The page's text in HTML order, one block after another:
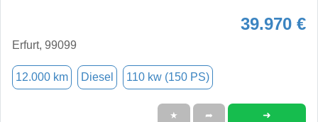
39.970 €
Erfurt, 99099
12.000 km Diesel 110 kw (150 PS)
★ ➦ ➜